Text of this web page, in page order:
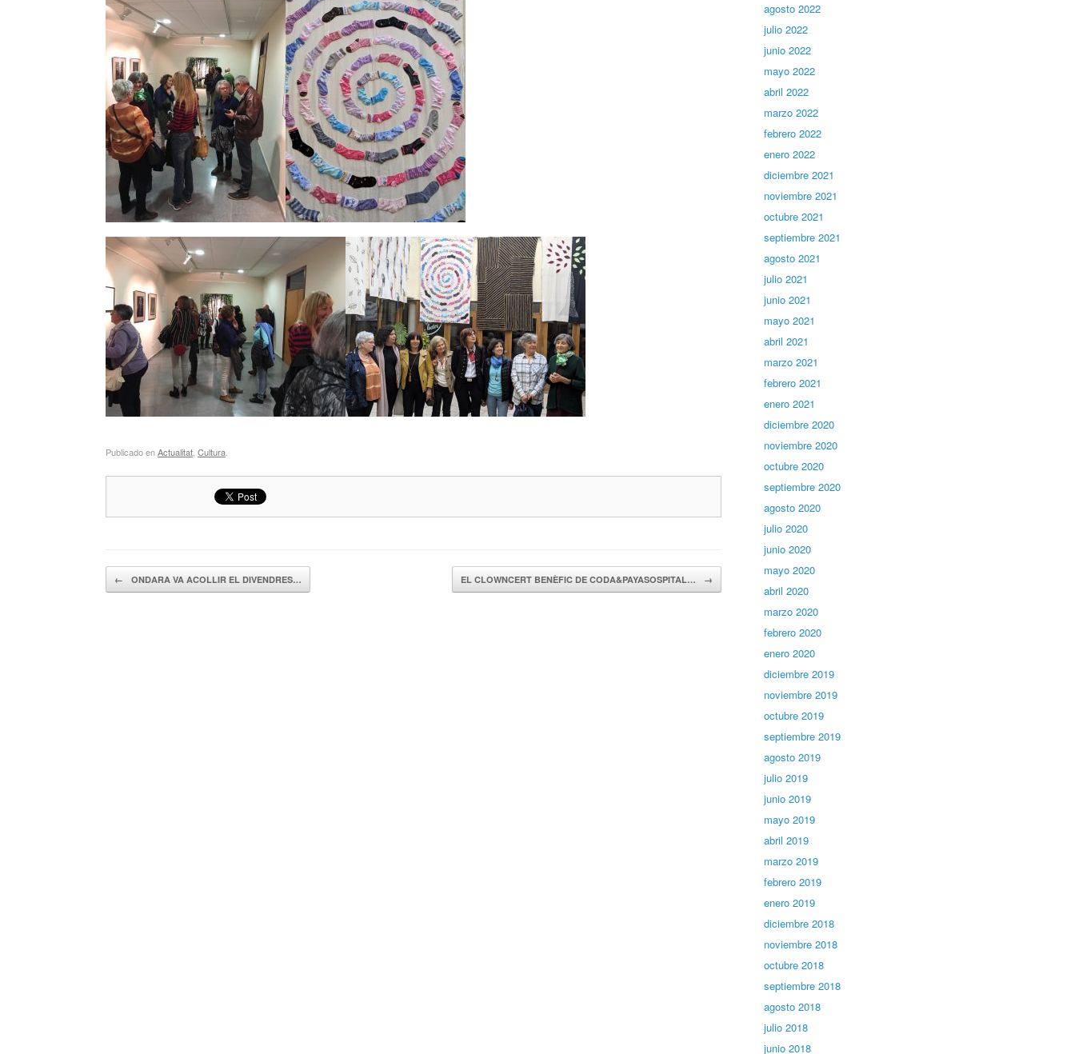
Publicado enActualitat Cultura
Navegador de artículos
← ONDARA VA ACOLLIR EL DIVENDRES… EL CLOWNCERT BENÈFIC DE CODA&PAYASOSPITAL… →
agosto 2022
julio 2022
junio 2022
mayo 2022
abril 2022
marzo 2022
febrero 2022
enero 2022
diciembre 2021
noviembre 2021
octubre 2021
septiembre 2021
agosto 2021
julio 2021
junio 2021
mayo 2021
abril 2021
marzo 2021
febrero 2021
enero 2021
diciembre 2020
noviembre 2020
octubre 2020
septiembre 2020
agosto 2020
julio 2020
junio 2020
mayo 2020
abril 2020
marzo 2020
febrero 2020
enero 2020
diciembre 2019
noviembre 2019
octubre 2019
septiembre 2019
agosto 2019
julio 2019
junio 2019
mayo 2019
abril 2019
marzo 2019
febrero 2019
enero 2019
diciembre 2018
noviembre 2018
octubre 2018
septiembre 2018
agosto 2018
julio 2018
junio 2018